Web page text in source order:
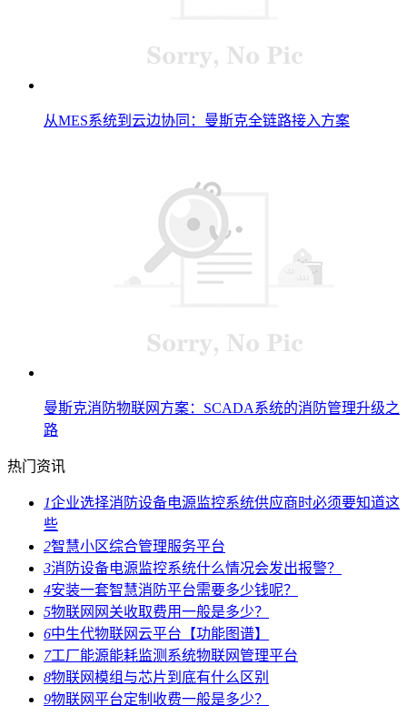
从MES系统到云边协同：曼斯克全链路接入方案
曼斯克消防物联网方案：SCADA系统的消防管理升级之
路
热门资讯
1企业选择消防设备电源监控系统供应商时必须要知道这
些
2智慧小区综合管理服务平台
3消防设备电源监控系统什么情况会发出报警？
4安装一套智慧消防平台需要多少钱呢？
5物联网网关收取费用一般是多少？
6中生代物联网云平台【功能图谱】
7工厂能源能耗监测系统物联网管理平台
8物联网模组与芯片到底有什么区别
9物联网平台定制收费一般是多少？